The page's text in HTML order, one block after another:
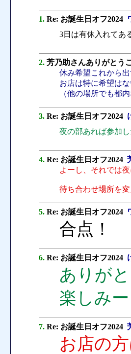
1. Re: お誕生日オフ2024
3日は有休入れてあ
2. 芳乃助さんありがとう
休み希望これから
お店は特に希望は
（他の場所でも都
3. Re: お誕生日オフ2024
夜の部あれば参加し
4. Re: お誕生日オフ2024
よーし、それでは
待ち合わせ場所を
5. Re: お誕生日オフ2024
合点！
6. Re: お誕生日オフ2024
ありが
楽しみー
7. Re: お誕生日オフ2024
お店の